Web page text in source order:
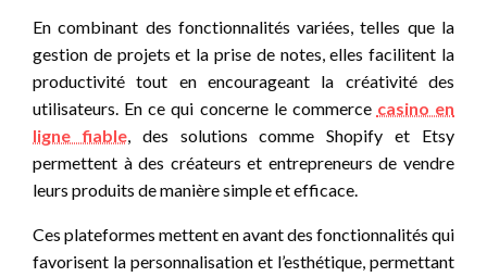
En combinant des fonctionnalités variées, telles que la
gestion de projets et la prise de notes, elles facilitent la
productivité tout en encourageant la créativité des
utilisateurs. En ce qui concerne le commerce casino en
ligne fiable, des solutions comme Shopify et Etsy
permettent à des créateurs et entrepreneurs de vendre
leurs produits de manière simple et efficace.
Ces plateformes mettent en avant des fonctionnalités qui
favorisent la personnalisation et l’esthétique, permettant